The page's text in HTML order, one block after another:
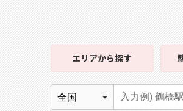
エリアから探す